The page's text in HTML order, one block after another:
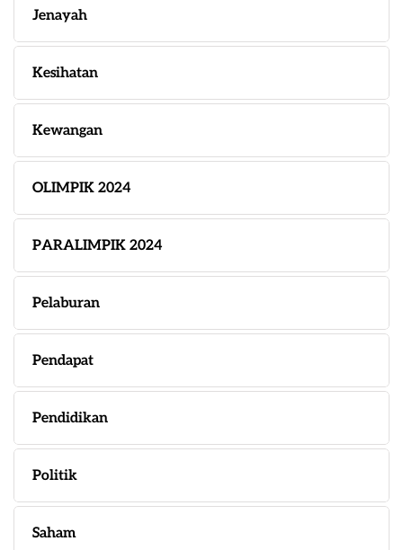
Jenayah
Kesihatan
Kewangan
OLIMPIK 2024
PARALIMPIK 2024
Pelaburan
Pendapat
Pendidikan
Politik
Saham